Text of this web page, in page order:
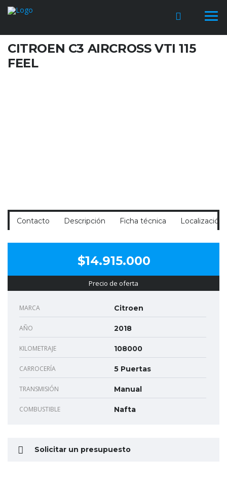
CITROEN C3 AIRCROSS VTI 115
FEEL
Contacto Descripción Ficha técnica Localización
$14.915.000
Precio de oferta
MARCA Citroen
AÑO 2018
KILOMETRAJE 108000
CARROCERÍA 5 Puertas
TRANSMISIÓN Manual
COMBUSTIBLE Nafta
Solicitar un presupuesto